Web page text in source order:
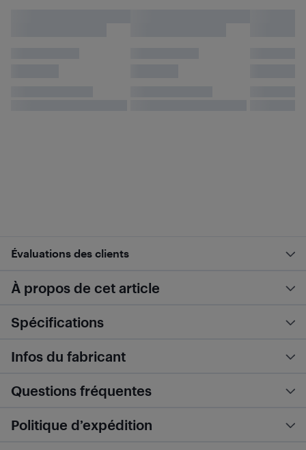
Évaluations des clients
À propos de cet article
Spécifications
Infos du fabricant
Questions fréquentes
Politique d’expédition